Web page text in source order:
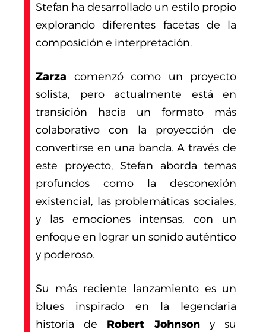
Stefan ha desarrollado un estilo propio
explorando diferentes facetas de la
composición e interpretación.
Zarza comenzó como un proyecto
solista, pero actualmente está en
transición hacia un formato más
colaborativo con la proyección de
convertirse en una banda. A través de
este proyecto, Stefan aborda temas
profundos como la desconexión
existencial, las problemáticas sociales,
y las emociones intensas, con un
enfoque en lograr un sonido auténtico
y poderoso.
Su más reciente lanzamiento es un
blues inspirado en la legendaria
historia de Robert Johnson y su